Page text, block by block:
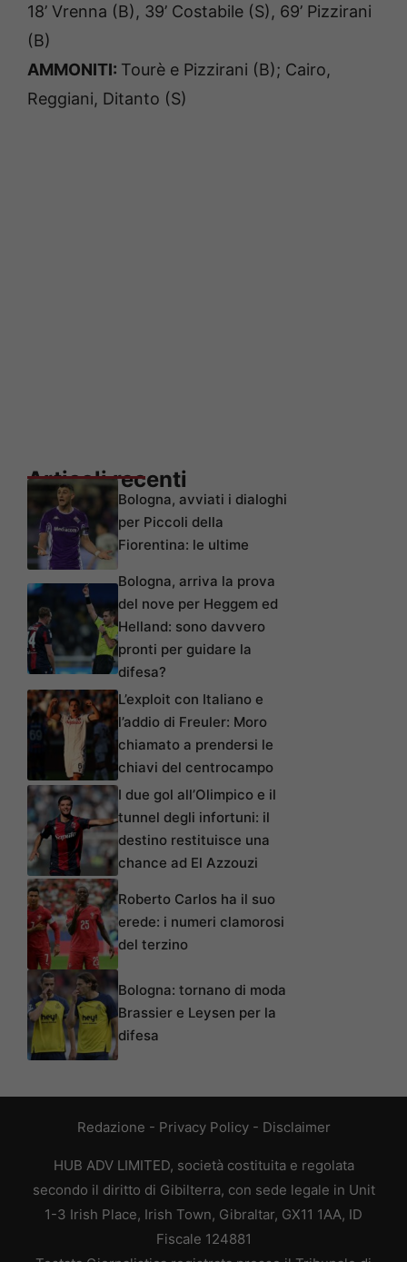
18’ Vrenna (B), 39’ Costabile (S), 69’ Pizzirani
(B)
AMMONITI: Tourè e Pizzirani (B); Cairo,
Reggiani, Ditanto (S)
Articoli recenti
Bologna, avviati i dialoghi
per Piccoli della
Fiorentina: le ultime
Bologna, arriva la prova
del nove per Heggem ed
Helland: sono davvero
pronti per guidare la
difesa?
L’exploit con Italiano e
l’addio di Freuler: Moro
chiamato a prendersi le
chiavi del centrocampo
I due gol all’Olimpico e il
tunnel degli infortuni: il
destino restituisce una
chance ad El Azzouzi
Roberto Carlos ha il suo
erede: i numeri clamorosi
del terzino
Bologna: tornano di moda
Brassier e Leysen per la
difesa
Redazione - Privacy Policy- Disclaimer
HUB ADV LIMITED, società costituita e regolata
secondo il diritto di Gibilterra, con sede legale in Unit
1-3 Irish Place, Irish Town, Gibraltar, GX11 1AA, ID
Fiscale 124881